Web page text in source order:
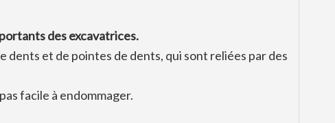
des excavatrices.
dents et de pointes de dents, qui sont reliées par des
facile à endommager.